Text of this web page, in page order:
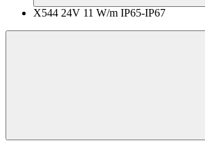
X544 24V 11 W/m IP65-IP67